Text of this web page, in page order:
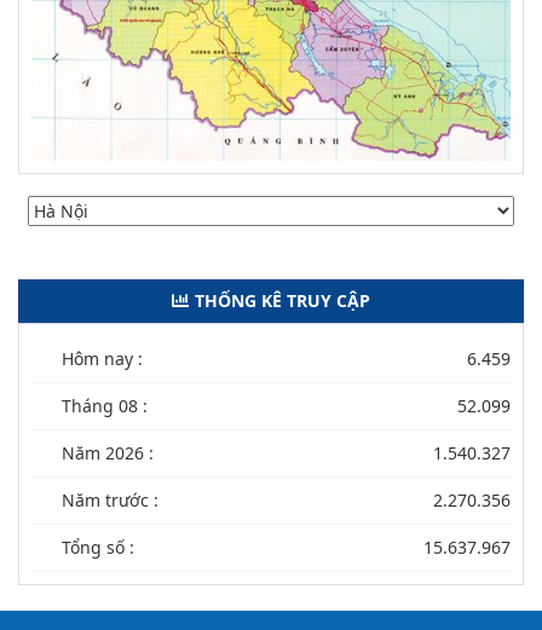
THỐNG KÊ TRUY CẬP
Hôm nay : 6.459
Tháng 08 : 52.099
Năm 2026 : 1.540.327
Năm trước : 2.270.356
Tổng số : 15.637.967